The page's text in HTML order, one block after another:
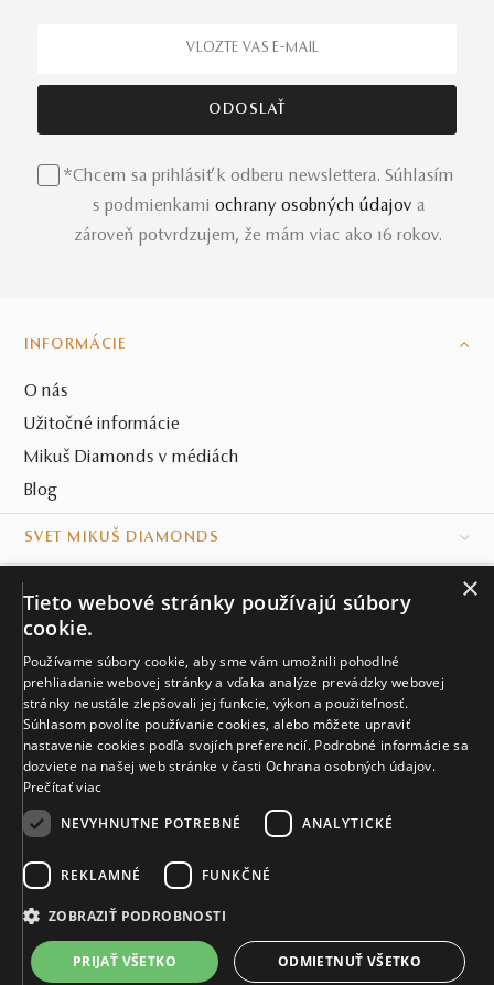
636 €
Do 21 dní
DO KOŠÍKA
*Chcem sa prihlásiť k odberu newslettera. Súhlasím
s podmienkami ochrany osobných údajov a
zároveň potvrdzujem, že mám viac ako 16 rokov.
INFORMÁCIE
O nás
Užitočné informácie
Mikuš Diamonds v médiách
Blog
SVET MIKUŠ DIAMONDS
KONTAKT
Naše klenotníctva
Sídlo spoločnosti
© MIKUŠ DIAMONDS, A.S. 2026. VŠETKY PRÁVA VYHRADENÉ.
×
Tieto webové stránky používajú súbory
cookie.
Používame súbory cookie, aby sme vám umožnili pohodlné
prehliadanie webovej stránky a vďaka analýze prevádzky webovej
stránky neustále zlepšovali jej funkcie, výkon a použiteľnosť.
Súhlasom povolíte používanie cookies, alebo môžete upraviť
nastavenie cookies podľa svojích preferencií. Podrobné informácie sa
dozviete na našej web stránke v časti Ochrana osobných údajov.
Prečítať viac
NEVYHNUTNE POTREBNÉ
ANALYTICKÉ
REKLAMNÉ FUNKČNÉ
ZOBRAZIŤ PODROBNOSTI
PRIJAŤ VŠETKO ODMIETNUŤ VŠETKO